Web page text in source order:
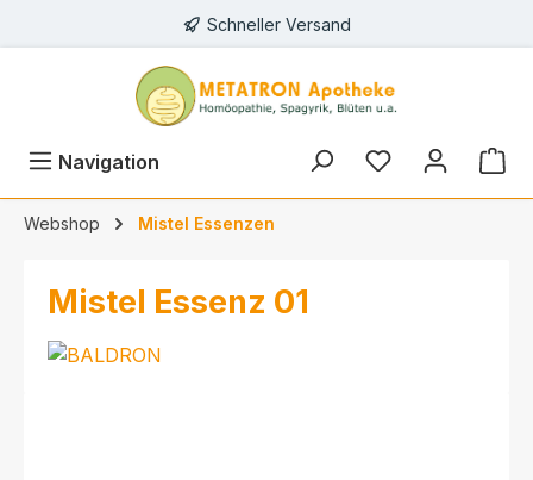
Schneller Versand
Navigation
Webshop Mistel Essenzen
Mistel Essenz 01